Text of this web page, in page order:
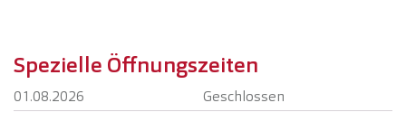
Spezielle Öffnungszeiten
01.08.2026 Geschlossen